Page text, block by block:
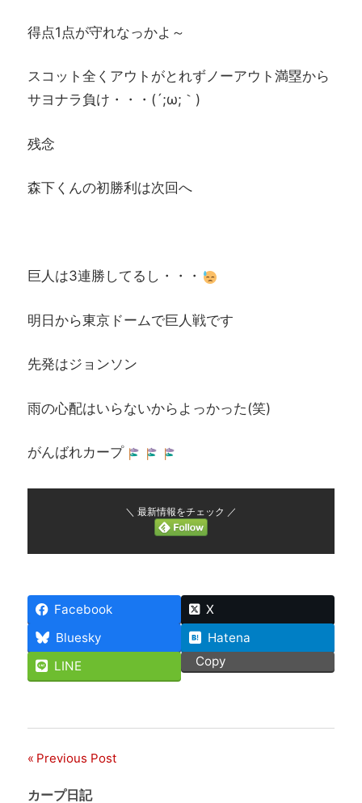
得点1点が守れなっかよ～
スコット全くアウトがとれずノーアウト満塁から
サヨナラ負け・・・(´;ω;｀)
残念
森下くんの初勝利は次回へ
巨人は3連勝してるし・・・
明日から東京ドームで巨人戦です
先発はジョンソン
雨の心配はいらないからよっかった(笑)
がんばれカープ
＼ 最新情報をチェック ／
Facebook
X
Bluesky
Hatena
LINE
Copy
投
稿
Previous Post
カープ日記